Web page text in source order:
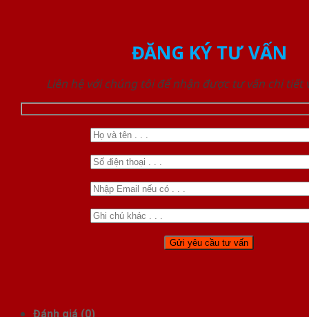
ĐĂNG KÝ TƯ VẤN
Liên hệ với chúng tôi để nhận được tư vấn chi tiết
Đánh giá (0)